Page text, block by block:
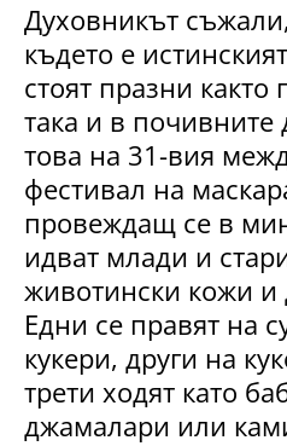
Духовникът
където е
стоят празни както
така и в
това на 31-вия
фестивал на
провеждащ се в
идват млади и
животински кожи и
Едни се правят на
кукери, други на
трети ходят като
джамалари или